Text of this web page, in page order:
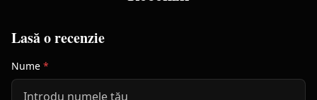
Lasă o recenzie
Nume *